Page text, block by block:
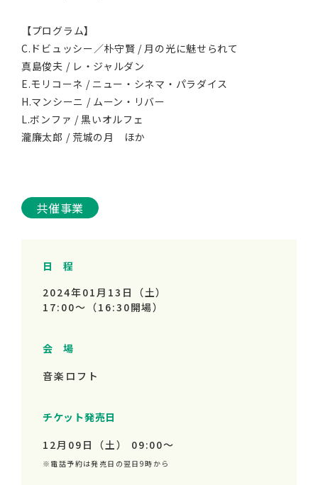
【プログラム】
C.ドビュッシー／朴守賢 / 月の光に魅せられて
真島俊夫 / レ・ジャルダン
E.モリコーネ / ニュー・シネマ・パラダイス
H.マンシーニ / ムーン・リバー
L.ボンファ / 黒いオルフェ
瀧廉太郎 / 荒城の月 ほか
共催事業
日 程
2024年01月13日（土）
17:00～ （16:30開場）
会 場
音楽ロフト
チケット発売日
12月09日（土） 09:00～
※電話予約は発売日の翌日9時から